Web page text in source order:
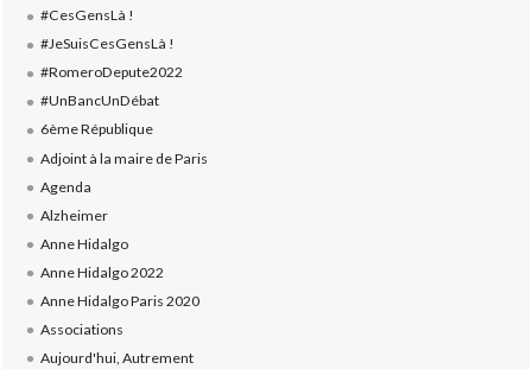
#CesGensLà !
#JeSuisCesGensLà !
#RomeroDepute2022
#UnBancUnDébat
6ème République
Adjoint à la maire de Paris
Agenda
Alzheimer
Anne Hidalgo
Anne Hidalgo 2022
Anne Hidalgo Paris 2020
Associations
Aujourd'hui, Autrement